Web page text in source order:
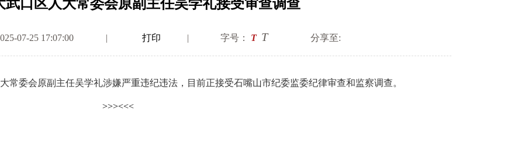
武口区人大常委会原副主任吴学礼接受审查调查
07-25 17:07:00 | 打印 | 字号： T T 分享至:
委会原副主任吴学礼涉嫌严重违纪违法，目前正接受石嘴山市纪委监委纪律审查和监察调查。
>>><<<